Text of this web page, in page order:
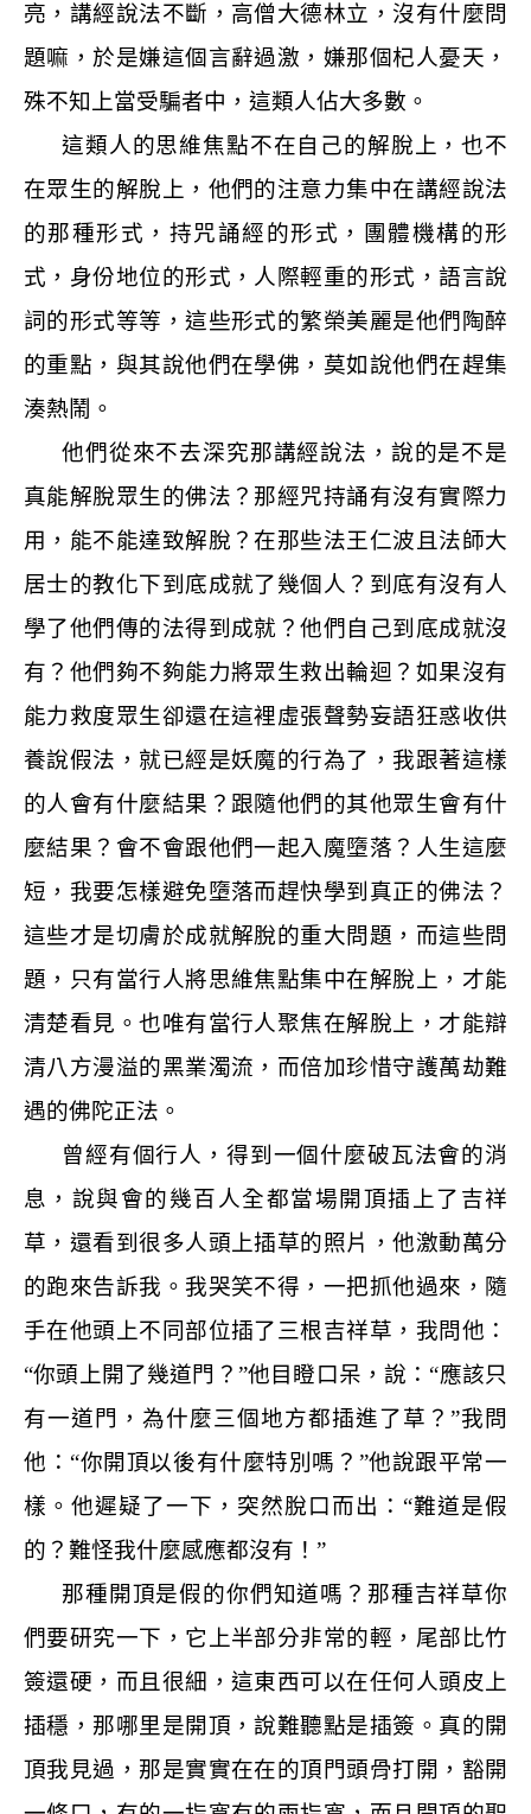
亮，講經說法不斷，高僧大德林立，沒有什麼問
題嘛，於是嫌這個言辭過激，嫌那個杞人憂天，
殊不知上當受騙者中，這類人佔大多數。
這類人的思維焦點不在自己的解脫上，也不
在眾生的解脫上，他們的注意力集中在講經說法
的那種形式，持咒誦經的形式，團體機構的形
式，身份地位的形式，人際輕重的形式，語言說
詞的形式等等，這些形式的繁榮美麗是他們陶醉
的重點，與其說他們在學佛，莫如說他們在趕集
湊熱鬧。
他們從來不去深究那講經說法，說的是不是
真能解脫眾生的佛法？那經咒持誦有沒有實際力
用，能不能達致解脫？在那些法王仁波且法師大
居士的教化下到底成就了幾個人？到底有沒有人
學了他們傳的法得到成就？他們自己到底成就沒
有？他們夠不夠能力將眾生救出輪迴？如果沒有
能力救度眾生卻還在這裡虛張聲勢妄語狂惑收供
養說假法，就已經是妖魔的行為了，我跟著這樣
的人會有什麼結果？跟隨他們的其他眾生會有什
麼結果？會不會跟他們一起入魔墮落？人生這麼
短，我要怎樣避免墮落而趕快學到真正的佛法？
這些才是切膚於成就解脫的重大問題，而這些問
題，只有當行人將思維焦點集中在解脫上，才能
清楚看見。也唯有當行人聚焦在解脫上，才能辯
清八方漫溢的黑業濁流，而倍加珍惜守護萬劫難
遇的佛陀正法。
曾經有個行人，得到一個什麼破瓦法會的消
息，說與會的幾百人全都當場開頂插上了吉祥
草，還看到很多人頭上插草的照片，他激動萬分
的跑來告訴我。我哭笑不得，一把抓他過來，隨
手在他頭上不同部位插了三根吉祥草，我問他：
“你頭上開了幾道門？”他目瞪口呆，說：“應該只
有一道門，為什麼三個地方都插進了草？”我問
他：“你開頂以後有什麼特別嗎？”他說跟平常一
樣。他遲疑了一下，突然脫口而出：“難道是假
的？難怪我什麼感應都沒有！”
那種開頂是假的你們知道嗎？那種吉祥草你
們要研究一下，它上半部分非常的輕，尾部比竹
簽還硬，而且很細，這東西可以在任何人頭皮上
插穩，那哪里是開頂，說難聽點是插簽。真的開
頂我見過，那是實實在在的頂門頭骨打開，豁開